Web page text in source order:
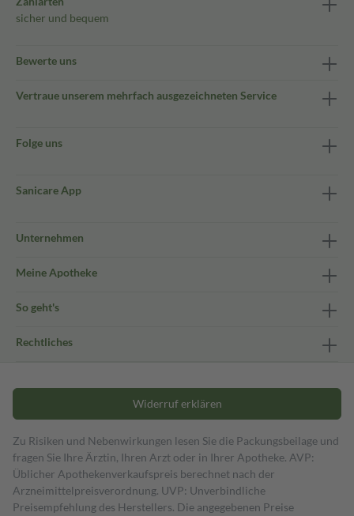
sicher und bequem
Bewerte uns
Vertraue unserem mehrfach ausgezeichneten Service
Folge uns
Sanicare App
Unternehmen
Meine Apotheke
So geht's
Rechtliches
Widerruf erklären
Zu Risiken und Nebenwirkungen lesen Sie die Packungsbeilage und
fragen Sie Ihre Ärztin, Ihren Arzt oder in Ihrer Apotheke. AVP:
Üblicher Apothekenverkaufspreis berechnet nach der
Arzneimittelpreisverordnung. UVP: Unverbindliche
Preisempfehlung des Herstellers. Die angegebenen Preise